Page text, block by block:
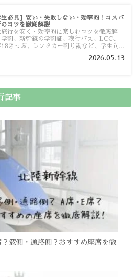
生必見】安い・失敗しない・効率的！コスパ
コツを徹底解説
旅行を安く・効率的に楽しむコツを徹底解
学割、新幹線の学割証、夜行バス、LCC、
18きっぷ、レンタカー割り勘など、学生向け
2026.05.13
記事
窓側・通路側？おすすめ座席を徹